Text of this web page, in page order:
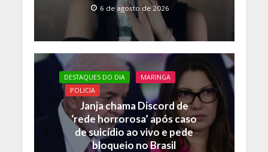
6 de agosto de 2026
DESTAQUES DO DIA
MARINGA
POLICIA
Janja chama Discord de
‘rede horrorosa’ após caso
de suicídio ao vivo e pede
bloqueio no Brasil